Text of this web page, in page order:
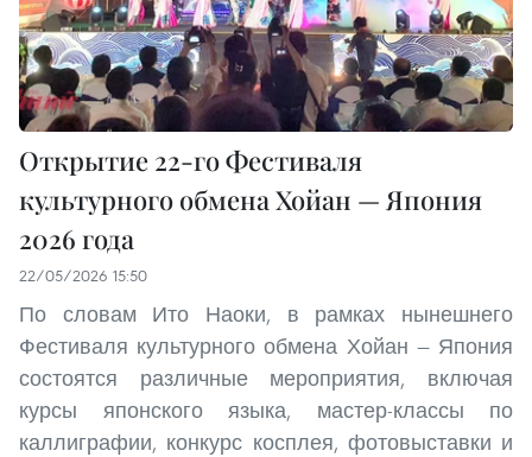
Открытие 22-го Фестиваля
культурного обмена Хойан — Япония
2026 года
22/05/2026 15:50
По словам Ито Наоки, в рамках нынешнего
Фестиваля культурного обмена Хойан — Япония
состоятся различные мероприятия, включая
курсы японского языка, мастер-классы по
каллиграфии, конкурс косплея, фотовыставки и